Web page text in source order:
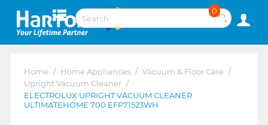
0
Home / Home Appliances / Vacuum & Floor Care /
Upright Vacuum Cleaner /
ELECTROLUX UPRIGHT VACUUM CLEANER
ULTIMATEHOME 700 EFP71523WH